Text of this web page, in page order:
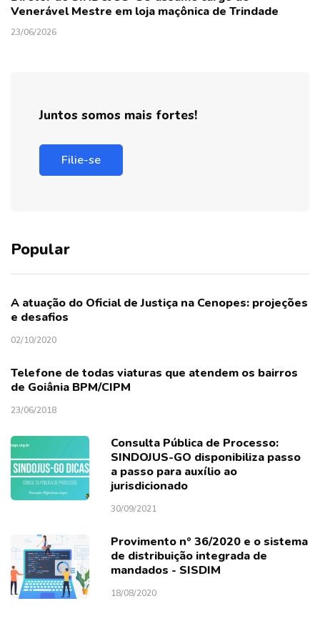
Venerável Mestre em loja maçônica de Trindade
23/06/2026
Juntos somos mais fortes!
Filie-se
Popular
A atuação do Oficial de Justiça na Cenopes: projeções
e desafios
02/10/2020
Telefone de todas viaturas que atendem os bairros
de Goiânia BPM/CIPM
23/06/2018
Consulta Pública de Processo:
SINDOJUS-GO disponibiliza passo
a passo para auxílio ao
jurisdicionado
30/09/2021
Provimento nº 36/2020 e o sistema
de distribuição integrada de
mandados - SISDIM
18/08/2020